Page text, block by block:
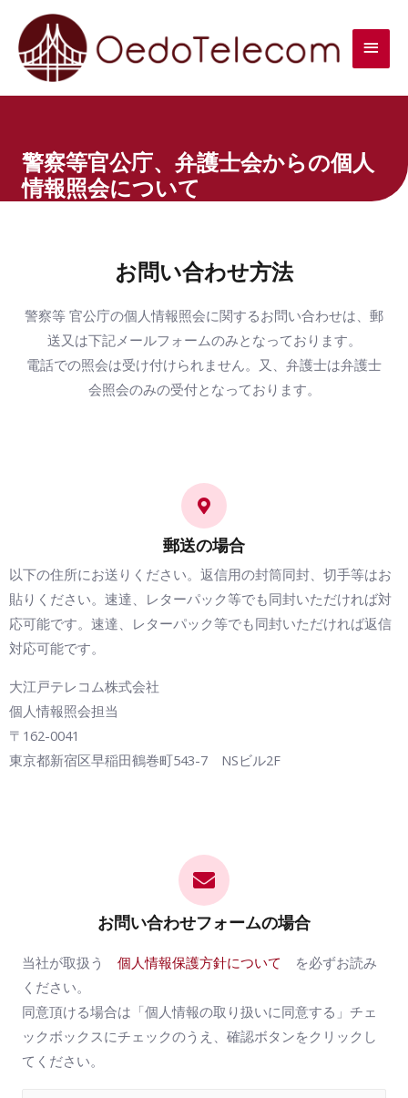
警察等官公庁、弁護士会からの個人
情報照会について
お問い合わせ方法
警察等 官公庁の個人情報照会に関するお問い合わせは、郵
送又は下記メールフォームのみとなっております。
電話での照会は受け付けられません。又、弁護士は弁護士
会照会のみの受付となっております。
郵送の場合
以下の住所にお送りください。返信用の封筒同封、切手等はお
貼りください。速達、レターパック等でも同封いただければ対
応可能です。速達、レターパック等でも同封いただければ返信
対応可能です。
大江戸テレコム株式会社
個人情報照会担当
〒162-0041
東京都新宿区早稲田鶴巻町543-7 NSビル2F
お問い合わせフォームの場合
当社が取扱う 個人情報保護方針について を必ずお読み
ください。
同意頂ける場合は「個人情報の取り扱いに同意する」チェ
ックボックスにチェックのうえ、確認ボタンをクリックし
てください。